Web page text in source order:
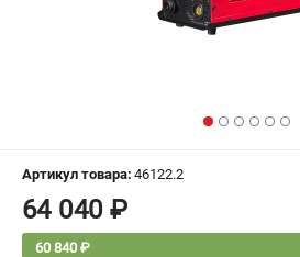
СЕРВИС
МАГАЗИНЫ
Артикул товара: 46122.2
64 040 ₽
60 840 ₽